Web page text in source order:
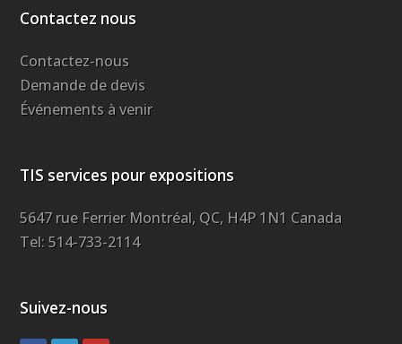
Contactez nous
Contactez-nous
Demande de devis
Événements à venir
TIS services pour expositions
5647 rue Ferrier Montréal, QC, H4P 1N1 Canada
Tel: 514-733-2114
Suivez-nous